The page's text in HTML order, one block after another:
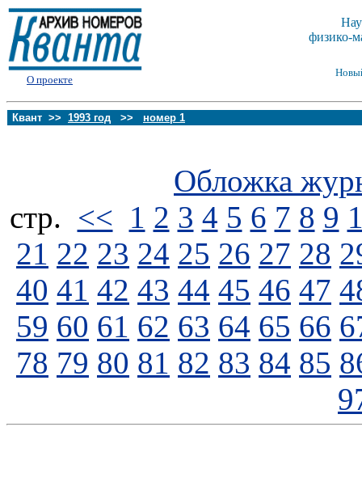
О проекте
физико-
Квант >> 1993 год >> номер 1
Обложка
стp. << 1 2 3 4 5 6 7 8 9
21 22 23 24 25 26 27 28
40 41 42 43 44 45 46 47
59 60 61 62 63 64 65 66
78 79 80 81 82 83 84 85